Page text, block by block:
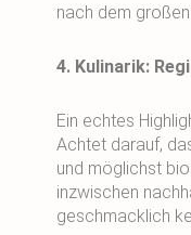
nach dem großen
4. Kulinarik:
Ein echtes
Achtet darauf,
und möglichst
inzwischen
geschmacklich